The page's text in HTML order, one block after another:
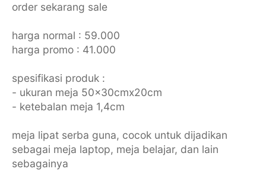
order sekarang sale
harga normal : 59.000
harga promo : 41.000
spesifikasi produk :
- ukuran meja 50x30cmx20cm
- ketebalan meja 1,4cm
meja lipat serba guna, cocok untuk dijadikan
sebagai meja laptop, meja belajar, dan lain
sebagainya